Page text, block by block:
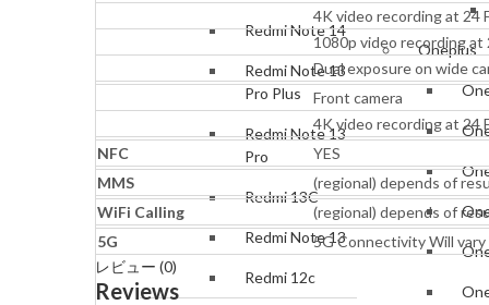
Redmi Note 14
Redmi Note 13
Pro Plus
Redmi Note 13
Pro
Redmi 13C
Redmi Note 13
Redmi 12c
Oneplus
4K video recording at 24
1080p video recording at
Dual exposure on wide
Front camera
4K video recording at 24
NFC
YES
MMS
(regional) depends of
WiFi Calling
(regional) depends of
5G
5G Connectivity Will
レビュー (0)
Reviews